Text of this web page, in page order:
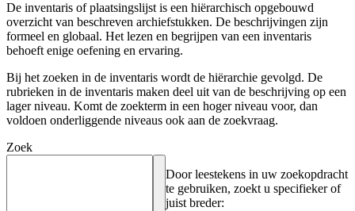
De inventaris of plaatsingslijst is een hiërarchisch opgebouwd
overzicht van beschreven archiefstukken. De beschrijvingen zijn
formeel en globaal. Het lezen en begrijpen van een inventaris
behoeft enige oefening en ervaring.
Bij het zoeken in de inventaris wordt de hiërarchie gevolgd. De
rubrieken in de inventaris maken deel uit van de beschrijving op een
lager niveau. Komt de zoekterm in een hoger niveau voor, dan
voldoen onderliggende niveaus ook aan de zoekvraag.
Zoek
Door leestekens in uw zoekopdracht
te gebruiken, zoekt u specifieker of
juist breder: